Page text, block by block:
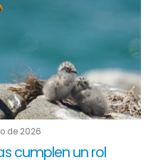
de 2026
cumplen un rol